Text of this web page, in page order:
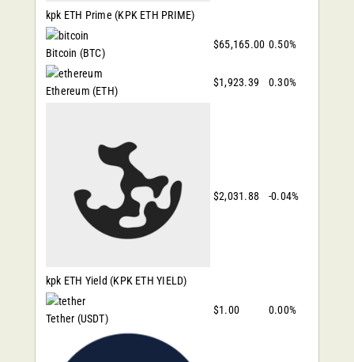
kpk ETH Prime (KPK ETH PRIME)
Bitcoin (BTC)
$65,165.00 0.50%
Ethereum (ETH)
$1,923.39 0.30%
kpk ETH Yield (KPK ETH YIELD)
$2,031.88 -0.04%
Tether (USDT)
$1.00 0.00%